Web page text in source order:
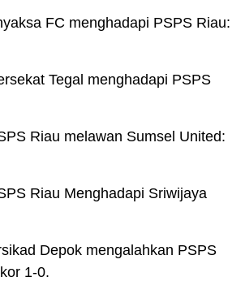
FC menghadapi PSPS Riau:
Tegal menghadapi PSPS
Riau melawan Sumsel United:
Riau Menghadapi Sriwijaya
Depok mengalahkan PSPS
1-0.